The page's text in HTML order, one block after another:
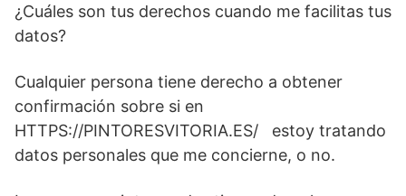
¿Cuáles son tus derechos cuando me facilitas tus
datos?
Cualquier persona tiene derecho a obtener
confirmación sobre si en
HTTPS://PINTORESVITORIA.ES/ estoy tratando
datos personales que me concierne, o no.